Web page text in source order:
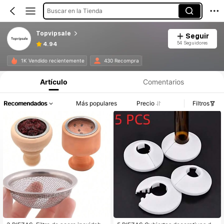
Buscar en la Tienda
Topvipsale
4.94
Seguir
54 Seguidores
1K Vendido recientemente 430 Recompra
Artículo Comentarios
Recomendados Más populares Precio Filtros